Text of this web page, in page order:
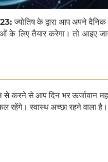
ज्योतिष के द्वारा आप अपने
लिए तैयार करेगा। तो आइए
से करने से आप दिन भर ऊर्जावान
स्वास्थ अच्छा रहने वाला है।